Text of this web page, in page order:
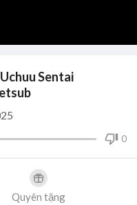
Sentai
0
Quyên tặng